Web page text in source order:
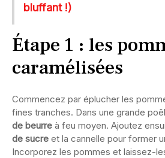
bluffant !)
Étape 1 : les
caramélisées
Commencez par éplucher les
fines tranches. Dans une grande
de beurre à feu moyen. Ajoutez
de sucre et la cannelle pour former
Incorporez les pommes et laissez-